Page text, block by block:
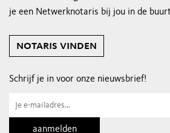
je een Netwerknotaris bij jou in de
notaris vinden
Schrijf je in voor onze nieuwsbrief!